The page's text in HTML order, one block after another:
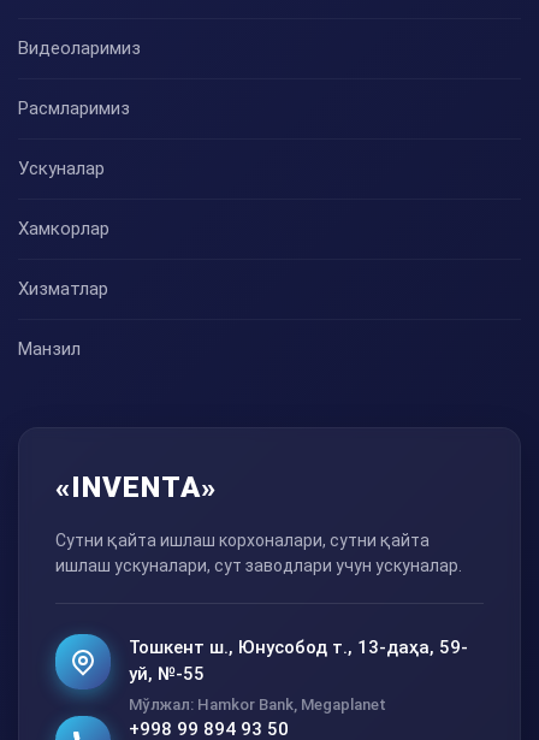
Видеоларимиз
Расмларимиз
Ускуналар
Хамкорлар
Хизматлар
Манзил
«INVENTA»
Сутни қайта ишлаш корхоналари, сутни қайта
ишлаш ускуналари, сут заводлари учун ускуналар.
Тошкент ш., Юнусобод т., 13-даҳа, 59-
уй, №-55
Мўлжал: Hamkor Bank, Megaplanet
+998 99 894 93 50